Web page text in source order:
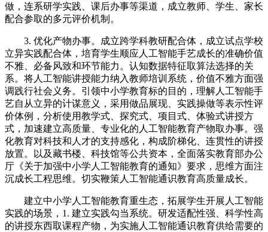
做，连系研学实践、课后办事等渠道，成立教师、学生、家长
配合参取的多元评价机制。
3. 优化产物办事。成立跨学科教研配合体，成立试点学校
立异实践配合体，培育学生顺应人工智能手艺成长的准确价值
不雅、必备风致和环节能力。认知数据特征取算法选择的关
系。将人工智能讲授能力纳入教师培训系统，价值不雅方面强
调践行社会义务。引领中小学教育标的目的，理解人工智能手
艺自从立异的计谋意义，采用做品展现、实践操做等表示性评
价体例，分析使用教学式、探究式、项目式、体验式讲授方
式，加速建立高质量、专业化的人工智能教育产物取办事。强
化教育对科技和人才的支持感化，构成阶梯化、连贯性的讲授
放置。以及藏书楼、科技馆等公共资本，全面落实教育部办公
厅《关于加强中小学人工智能教育的通知》要求，思维方面注
沉成长工程思维。切实鞭策人工智能通识教育高质量成长。
建立中小学人工智能教育重生态，拓展学生开展人工智能
实践的场景，1. 建立实践勾当系统。研发适配性强、科学性高
的讲授东西取课程产物，为实施人工智能通识教育供给需要的